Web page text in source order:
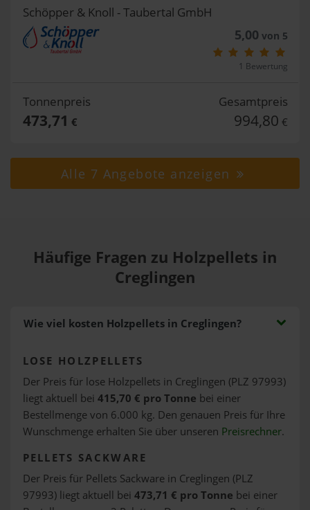
Schöpper & Knoll - Taubertal GmbH
5,00 von 5
1 Bewertung
Tonnenpreis
473,71 €
Gesamtpreis
994,80 €
Alle 7 Angebote anzeigen
Häufige Fragen zu Holzpellets in
Creglingen
Wie viel kosten Holzpellets in Creglingen?
LOSE HOLZPELLETS
Der Preis für lose Holzpellets in Creglingen (PLZ 97993)
liegt aktuell bei 415,70 € pro Tonne bei einer
Bestellmenge von 6.000 kg. Den genauen Preis für Ihre
Wunschmenge erhalten Sie über unseren Preisrechner.
PELLETS SACKWARE
Der Preis für Pellets Sackware in Creglingen (PLZ
97993) liegt aktuell bei 473,71 € pro Tonne bei einer